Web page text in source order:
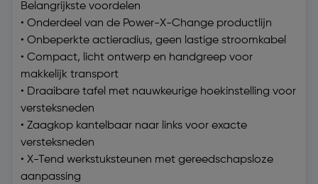
Belangrijkste voordelen
• Onderdeel van de Power-X-Change productlijn
• Onbeperkte actieradius, geen lastige stroomkabel
• Compact, licht ontwerp en handgreep voor
makkelijk transport
• Draaibare tafel met nauwkeurige hoekinstelling voor
versteksneden
• Zaagkop kantelbaar naar links voor exacte
versteksneden
• X-Tend werkstuksteunen met gereedschapsloze
aanpassing